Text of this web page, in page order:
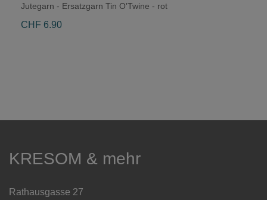
Jutegarn - Ersatzgarn Tin O'Twine - rot
CHF 6.90
KRESOM & mehr
Rathausgasse 27